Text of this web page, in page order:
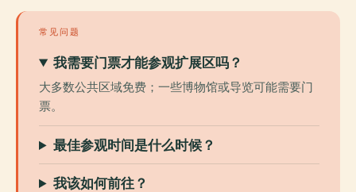
常见问题
我需要门票才能参观扩展区吗？
大多数公共区域免费；一些博物馆或导览可能需要门
票。
最佳参观时间是什么时候？
我该如何前往？